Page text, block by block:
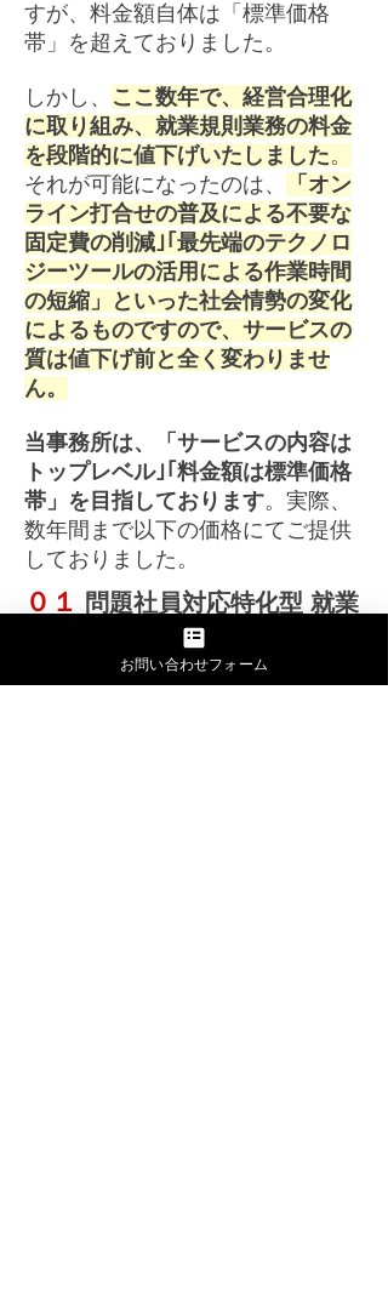
すが、料金額自体は「標準価格
帯」を超えておりました。
しかし、 ここ数年で、経営合理化
に取り組み、就業規則業務の料金
を段階的に値下げいたしました。
それが可能になったのは、​
「オン
ライン打合せの普及による不要な
固定費の削減｣｢最先端のテクノロ
ジーツールの活用 による作業時間
の短縮」といった社会情勢の変化
によるものですので、サービスの
質は値下げ前と全く変わりませ
ん。
​当事務所は、「サービスの内容は
トップレベル｣｢料金額は標準価格
帯」を目指しております。 実際、
数年間まで以下の価格にてご提供
しておりました。​
０１ 問題社員対応特化型 就業
規則コンサルティング
０１ 問題社員対応型就業規則 原
お問い合わせフォーム